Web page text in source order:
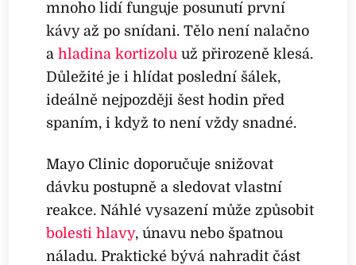
mnoho lidí funguje posunutí první
kávy až po snídani. Tělo není nalačno
ahladina kortizolu už přirozeně klesá.
Důležité je i hlídat poslední šálek,
ideálně nejpozději šest hodin před
spaním, i když to není vždy snadné.
Mayo Clinic doporučuje snižovat
dávku postupně a sledovat vlastní
reakce. Náhlé vysazení může způsobit
bolesti hlavy, únavu nebo špatnou
náladu. Praktické bývá nahradit část